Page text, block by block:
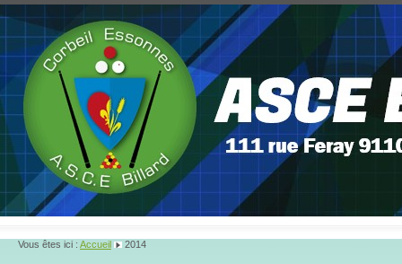
Vous êtes ici : Accueil 2014